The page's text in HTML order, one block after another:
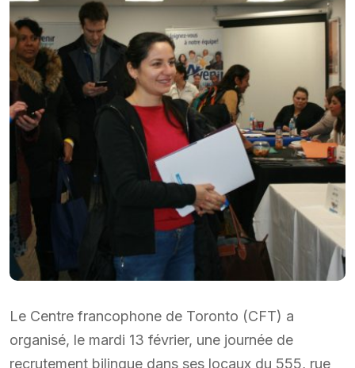
Le Centre francophone de Toronto (CFT) a
organisé, le mardi 13 février, une journée de
recrutement bilingue dans ses locaux du 555, rue